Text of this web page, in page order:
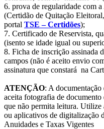
6. prova de regularidade com
(Certidão de Quitação
portal TSE – Certidões);
7. Certificado de Reservista,
(isento se idade igual ou
8. Ficha de inscrição assinada
campos (não é aceito envio
assinatura que constará na
ATENÇÃO: A documentação
aceita fotografia de
que não permita leitura. Utilize
ou aplicativos de digitalização
Anuidades e Taxas Vigentes